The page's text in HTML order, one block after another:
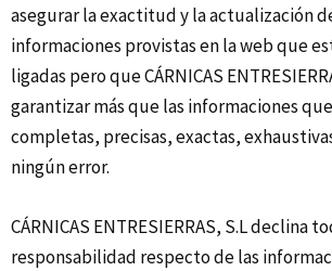
asegurar la exactitud y la actualización
informaciones provistas en la web que
ligadas pero que CÁRNICAS
garantizar más que las informaciones
completas, precisas, exactas,
ningún error.
CÁRNICAS ENTRESIERRAS, S.L declina
responsabilidad respecto de las